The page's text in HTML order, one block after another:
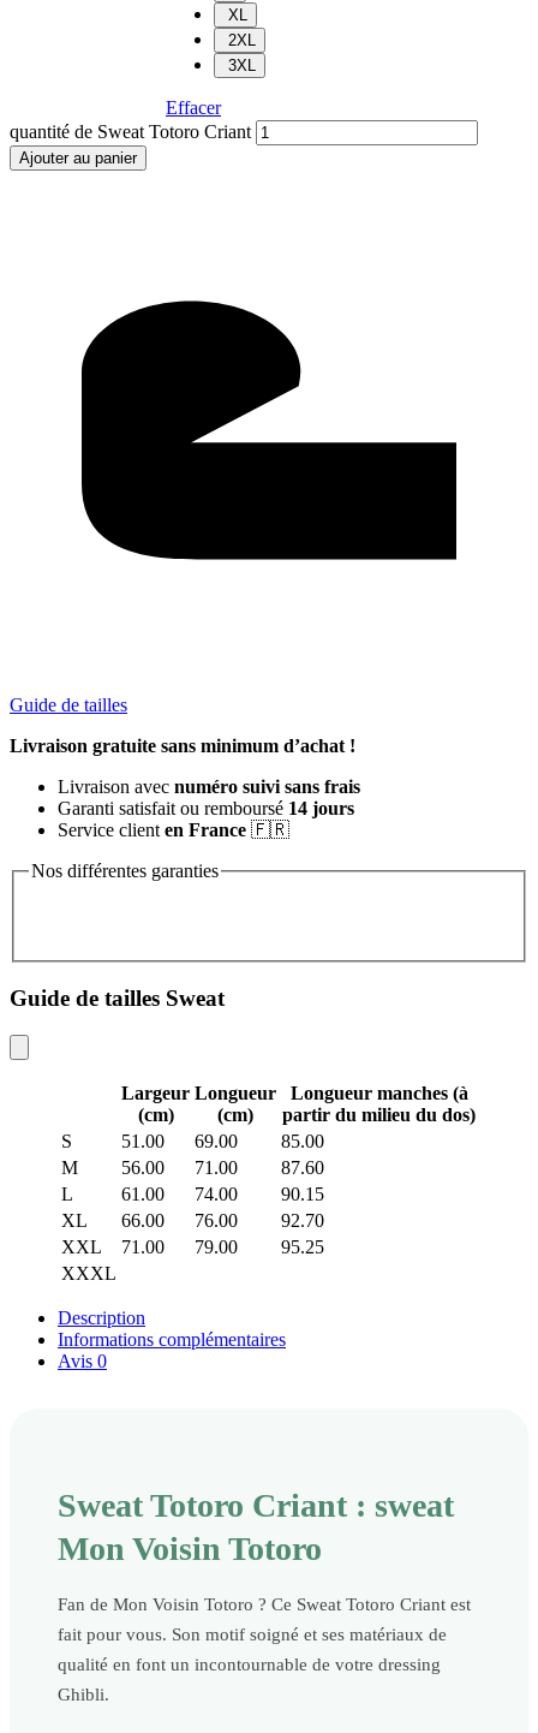
XL
2XL
3XL
Effacer
quantité de Sweat Totoro Criant
Ajouter au panier
Guide de tailles
Livraison gratuite sans minimum d’achat !
Livraison avec numéro suivi sans frais
Garanti satisfait ou remboursé 14 jours
Service client en France 🇫🇷
Nos différentes garanties
Guide de tailles Sweat
Largeur
(cm)
Longueur
(cm)
Longueur manches (à
partir du milieu du dos)
S
51.00 69.00
85.00
M
56.00 71.00
87.60
L
61.00 74.00
90.15
XL
66.00 76.00
92.70
XXL
71.00 79.00
95.25
XXXL
Description
Informations complémentaires
Avis 0
Sweat Totoro Criant : sweat
Mon Voisin Totoro
Fan de Mon Voisin Totoro ? Ce Sweat Totoro Criant est
fait pour vous. Son motif soigné et ses matériaux de
qualité en font un incontournable de votre dressing
Ghibli.